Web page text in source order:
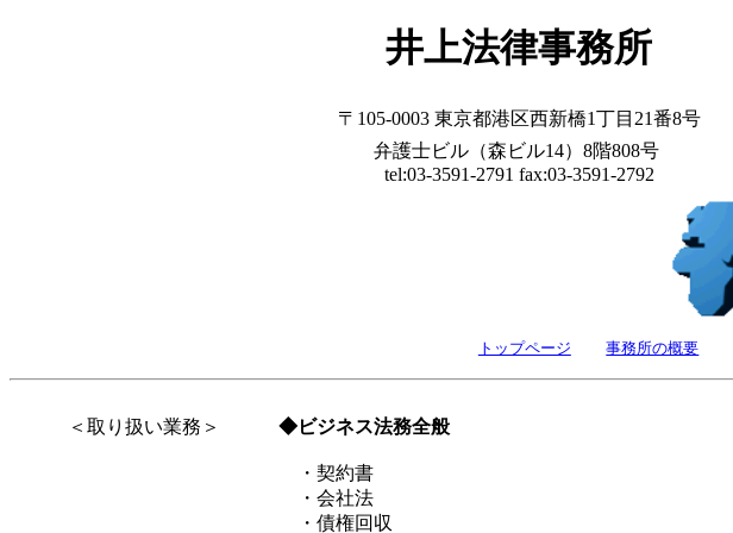
井上法律事務所
〒105-0003 東京都港区西新橋1丁目21番8号
弁護士ビル（森ビル14）8階808号
tel:03-3591-2791 fax:03-3591-2792
トップページ 事務所の概要
＜取り扱い業務＞ ◆ビジネス法務全般
・契約書
・会社法
・債権回収